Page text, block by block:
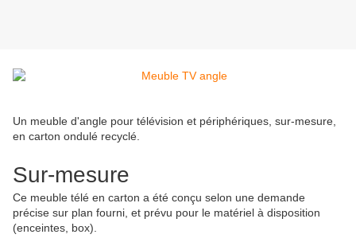
Un meuble d'angle pour télévision et périphériques, sur-mesure,
en carton ondulé recyclé.
Sur-mesure
Ce meuble télé en carton a été conçu selon une demande
précise sur plan fourni, et prévu pour le matériel à disposition
(enceintes, box).